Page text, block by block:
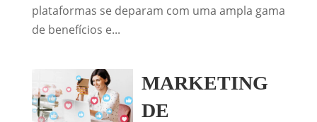
plataformas se deparam com uma ampla gama
de benefícios e...
MARKETING
DE